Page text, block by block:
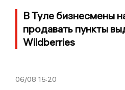
В Туле бизнесмены
продавать пункты
Wildberries
06/08 15:20